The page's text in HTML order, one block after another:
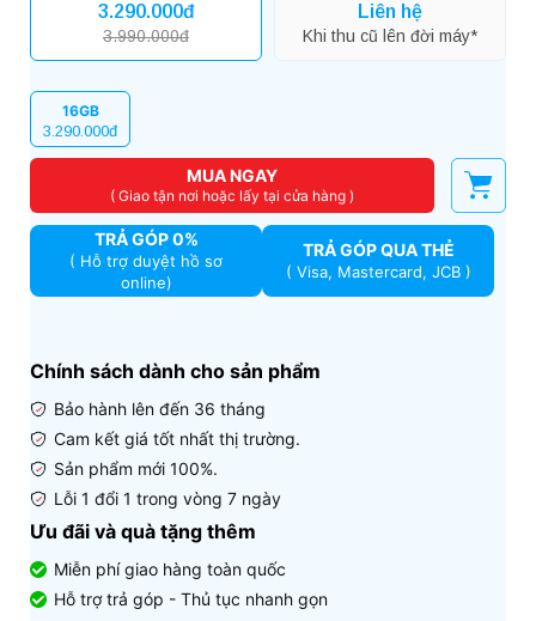
3.290.000đ
3.990.000đ
Liên hệ
Khi thu cũ lên đời máy*
16GB
3.290.000đ
MUA NGAY
( Giao tận nơi hoặc lấy tại cửa hàng )
TRẢ GÓP 0%
( Hỗ trợ duyệt hồ sơ
online)
TRẢ GÓP QUA THẺ
( Visa, Mastercard, JCB )
Chính sách dành cho sản phẩm
Bảo hành lên đến 36 tháng
Cam kết giá tốt nhất thị trường.
Sản phẩm mới 100%.
Lỗi 1 đổi 1 trong vòng 7 ngày
Ưu đãi và quà tặng thêm
Miễn phí giao hàng toàn quốc
Hỗ trợ trả góp - Thủ tục nhanh gọn